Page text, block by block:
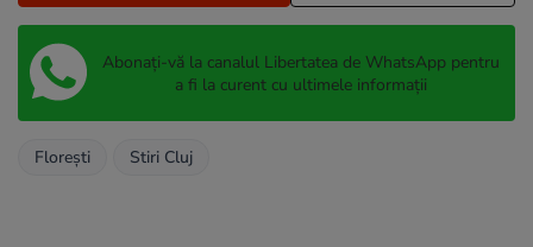
Abonați-vă la canalul Libertatea de WhatsApp pentru
a fi la curent cu ultimele informații
Florești Stiri Cluj